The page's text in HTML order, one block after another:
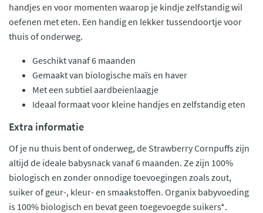
handjes en voor momenten waarop je kindje zelfstandig wil
oefenen met eten. Een handig en lekker tussendoortje voor
thuis of onderweg.
Geschikt vanaf 6 maanden
Gemaakt van biologische maïs en haver
Met een subtiel aardbeienlaagje
Ideaal formaat voor kleine handjes en zelfstandig eten
Extra informatie
Of je nu thuis bent of onderweg, de Strawberry Cornpuffs zijn
altijd de ideale babysnack vanaf 6 maanden. Ze zijn 100%
biologisch en zonder onnodige toevoegingen zoals zout,
suiker of geur-, kleur- en smaakstoffen. Organix babyvoeding
is 100% biologisch en bevat geen toegevoegde suikers*.